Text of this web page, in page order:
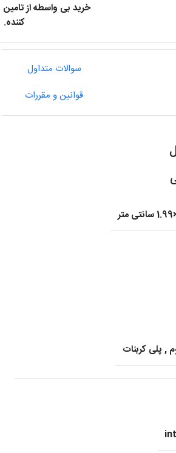
خرید بی واسطه از تامین
کننده.
سوالات متداول
قوانین و مقررات
, پلی کربنات